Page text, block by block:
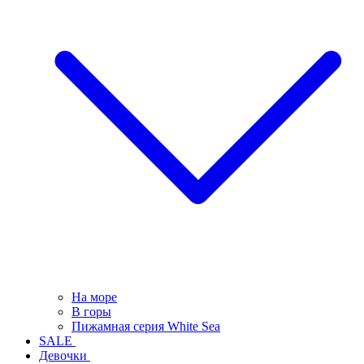
На море
В горы
Пижамная серия White Sea
SALE
Девочки